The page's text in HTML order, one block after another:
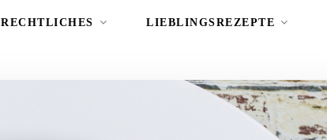
RECHTLICHES LIEBLINGSREZEPTE